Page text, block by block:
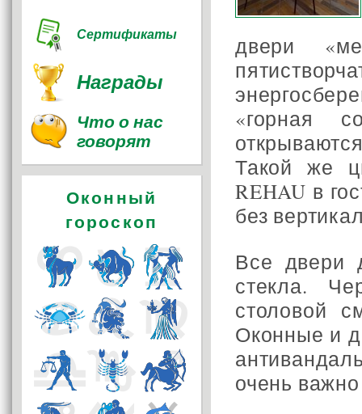
двери
«горная
Такой же
REHAU в
без
Все двери
стекла.
столовой
Оконные и
очень
Сертификаты
Награды
Что о нас
говорят
Оконный
гороскоп